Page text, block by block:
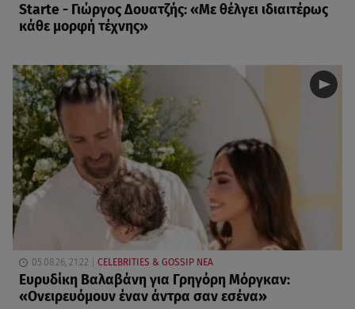
Starte - Γιώργος Δουατζής: «Με θέλγει ιδιαιτέρως
κάθε μορφή τέχνης»
05.08.26, 21:22 CELEBRITIES & GOSSIP ΝΕΑ
Ευρυδίκη Βαλαβάνη για Γρηγόρη Μόργκαν:
«Oνειρευόμουν έναν άντρα σαν εσένα»